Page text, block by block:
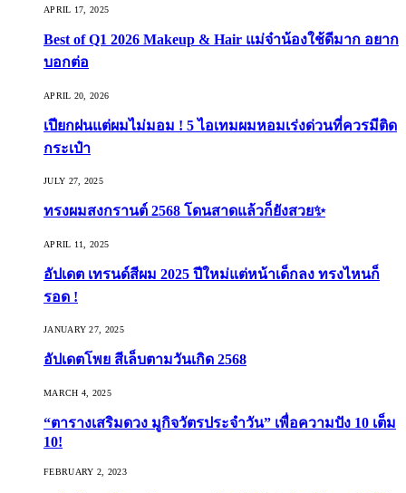
APRIL 17, 2025
Best of Q1 2026 Makeup & Hair แม่จ๋าน้องใช้ดีมาก อยาก
บอกต่อ
APRIL 20, 2026
เปียกฝนแต่ผมไม่มอม ! 5 ไอเทมผมหอมเร่งด่วนที่ควรมีติด
กระเป๋า
JULY 27, 2025
ทรงผมสงกรานต์ 2568 โดนสาดแล้วก็ยังสวย✨
APRIL 11, 2025
อัปเดต เทรนด์สีผม 2025 ปีใหม่แต่หน้าเด็กลง ทรงไหนก็
รอด !
JANUARY 27, 2025
อัปเดตโพย สีเล็บตามวันเกิด 2568
MARCH 4, 2025
“ตารางเสริมดวง มูกิจวัตรประจำวัน” เพื่อความปัง 10 เต็ม
10!
FEBRUARY 2, 2023